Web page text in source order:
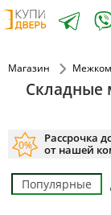
Магазин
Складные
Рассрочка
от нашей
Популярные